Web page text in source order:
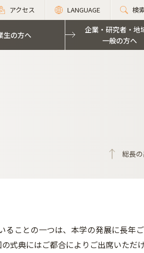
アクセス LANGUAGE 検
生の方へ
企業・研究者・地
一般の方へ
総長
ことの一つは、本学の発展に長年
式典にはご都合によりご出席いただ